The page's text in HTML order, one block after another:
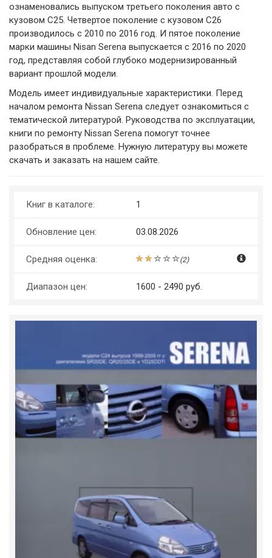
ознаменовались выпуском третьего поколения авто с
кузовом С25. Четвертое поколение с кузовом С26
производилось с 2010 по 2016 год. И пятое поколение
марки машины Nisan Serena выпускается с 2016 по 2020
год, представляя собой глубоко модернизированный
вариант прошлой модели.
Модель имеет индивидуальные характеристики. Перед
началом ремонта Nissan Serena следует ознакомиться с
тематической литературой. Руководства по эксплуатации,
книги по ремонту Nissan Serena помогут точнее
разобраться в проблеме. Нужную литературу вы можете
скачать и заказать на нашем сайте.
Книг в каталоге: 1
Обновление цен: 03.08.2026
Средняя оценка: (2)
Диапазон цен: 1600 - 2490 руб.